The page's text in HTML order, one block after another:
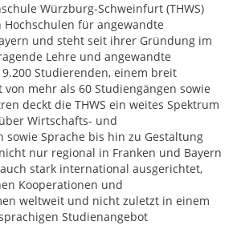
Würzburg-Schweinfurt (THWS)
für angewandte
und steht seit ihrer Gründung im
Lehre und angewandte
Studierenden, einem breit
mehr als 60 Studiengängen sowie
deckt die THWS ein weites Spektrum
Wirtschafts- und
sowie Sprache bis hin zu Gestaltung
nur regional in Franken und Bayern
stark international ausgerichtet,
Kooperationen und
weltweit und nicht zuletzt in einem
Studienangebot